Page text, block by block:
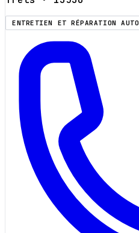
ENTRETIEN ET RÉPARATION AUTO